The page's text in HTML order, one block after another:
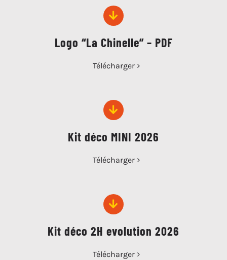
Logo “La Chinelle” – PDF
Télécharger
Kit déco MINI 2026
Télécharger
Kit déco 2H evolution 2026
Télécharger